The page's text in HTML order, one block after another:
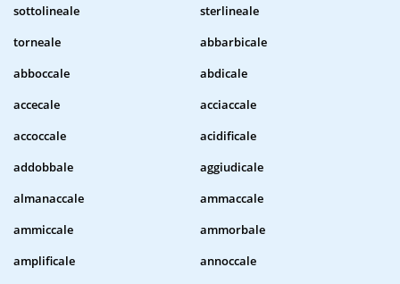
sottolineale
sterlineale
torneale
abbarbicale
abboccale
abdicale
accecale
acciaccale
accoccale
acidificale
addobbale
aggiudicale
almanaccale
ammaccale
ammiccale
ammorbale
amplificale
annoccale